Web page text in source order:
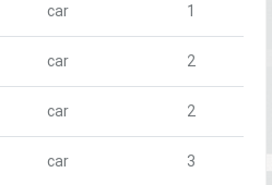
car 1
car 2
car 2
car 3